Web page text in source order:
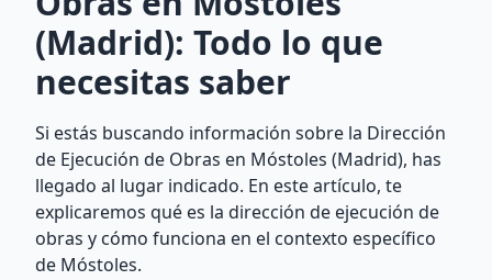
(Madrid): Todo lo que
necesitas saber
Si estás buscando información sobre la Dirección
de Ejecución de Obras en Móstoles (Madrid), has
llegado al lugar indicado. En este artículo, te
explicaremos qué es la dirección de ejecución de
obras y cómo funciona en el contexto específico
de Móstoles.